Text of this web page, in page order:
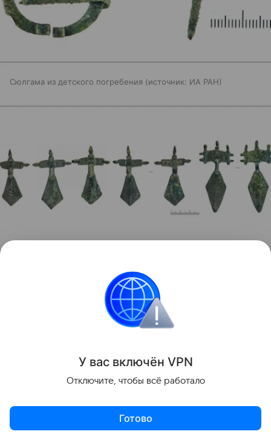
Сюлгама из детского погребения источник: ИА РАН
Крестовидные и двупластинчатая фибулы
У вас включён VPN
Отключите, чтобы всё работало
Готово